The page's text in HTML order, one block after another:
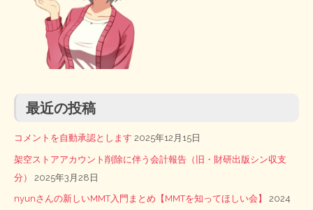
最近の投稿
コメントを自動承認とします 2025年12月15日
架空ストアアカウント削除に伴う会計報告（旧・財研出版シン収支
分）
2025年3月28日
nyunさんの新しいMMT入門まとめ【MMTを知ってほしい会】
2024